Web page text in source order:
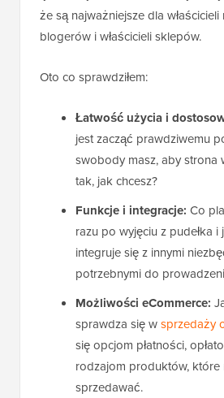
że są najważniejsze dla właścicieli
blogerów i właścicieli sklepów.
Oto co sprawdziłem:
Łatwość użycia i
jest zacząć prawdziwemu
swobody masz, aby strona
tak, jak chcesz?
Funkcje i integracje: Co
razu po wyjęciu z pudełka
integruje się z innymi
potrzebnymi do
Możliwości eCommerce:
sprawdza się wsprzedaży
się opcjom płatności,
rodzajom produktów, które
sprzedawać.